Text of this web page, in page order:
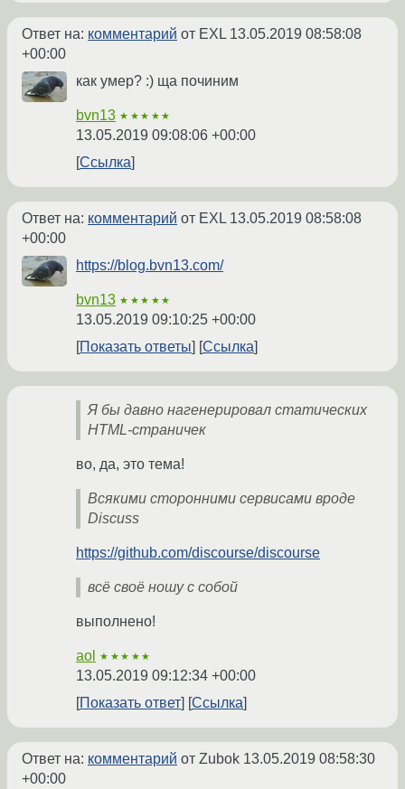
Ответ на: комментарий от EXL 13.05.2019 08:58:08
+00:00
как умер? :) ща починим
bvn13 ★★★★★
13.05.2019 09:08:06 +00:00
Ссылка
Ответ на: комментарий от EXL 13.05.2019 08:58:08
+00:00
https://blog.bvn13.com/
bvn13 ★★★★★
13.05.2019 09:10:25 +00:00
Показать ответы
Ссылка
Я бы давно нагенерировал статических
HTML-страничек
во, да, это тема!
Всякими сторонними сервисами вроде
Discuss
https://github.com/discourse/discourse
всё своё ношу с собой
выполнено!
aol ★★★★★
13.05.2019 09:12:34 +00:00
Показать ответ
Ссылка
Ответ на: комментарий от Zubok 13.05.2019 08:58:30
+00:00